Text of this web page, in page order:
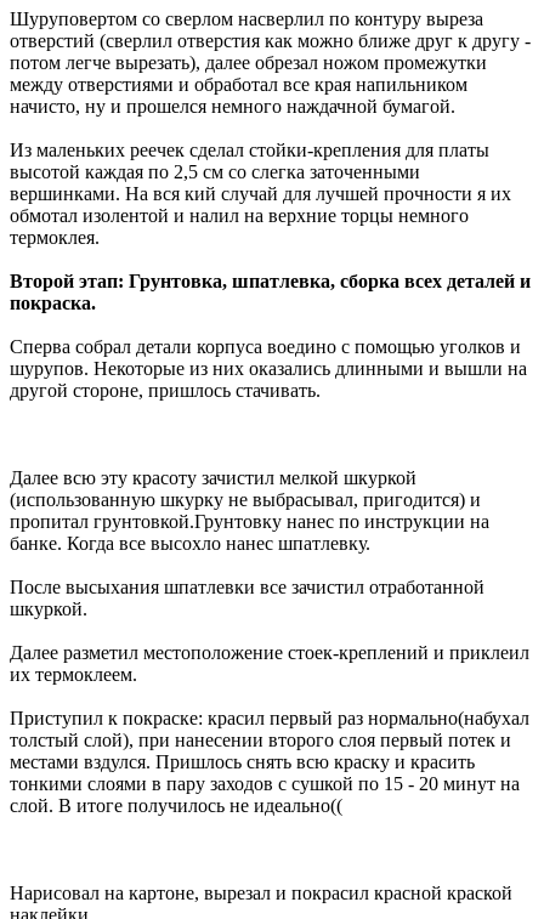
Шуруповертом со сверлом насверлил по контуру выреза
отверстий (сверлил отверстия как можно ближе друг к другу -
потом легче вырезать), далее обрезал ножом промежутки
между отверстиями и обработал все края напильником
начисто, ну и прошелся немного наждачной бумагой.
Из маленьких реечек сделал стойки-крепления для платы
высотой каждая по 2,5 см со слегка заточенными
вершинками. На вся кий случай для лучшей прочности я их
обмотал изолентой и налил на верхние торцы немного
термоклея.
Второй этап: Грунтовка, шпатлевка, сборка всех деталей и
покраска.
Сперва собрал детали корпуса воедино с помощью уголков и
шурупов. Некоторые из них оказались длинными и вышли на
другой стороне, пришлось стачивать.
Далее всю эту красоту зачистил мелкой шкуркой
(использованную шкурку не выбрасывал, пригодится) и
пропитал грунтовкой.Грунтовку нанес по инструкции на
банке. Когда все высохло нанес шпатлевку.
После высыхания шпатлевки все зачистил отработанной
шкуркой.
Далее разметил местоположение стоек-креплений и приклеил
их термоклеем.
Приступил к покраске: красил первый раз нормально(набухал
толстый слой), при нанесении второго слоя первый потек и
местами вздулся. Пришлось снять всю краску и красить
тонкими слоями в пару заходов с сушкой по 15 - 20 минут на
слой. В итоге получилось не идеально((
Нарисовал на картоне, вырезал и покрасил красной краской